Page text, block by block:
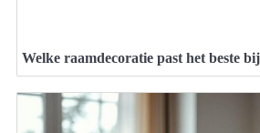
Welke raamdecoratie past het beste